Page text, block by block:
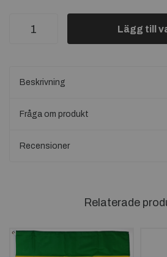
Lägg till
Beskrivning
Fråga om produkt
Recensioner
Relaterade